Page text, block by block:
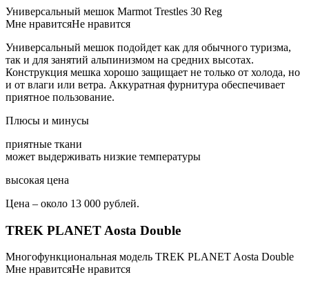
Универсальный мешок Marmot Trestles 30 Reg
Мне нравитсяНе нравится
Универсальный мешок подойдет как для обычного туризма,
так и для занятий альпинизмом на средних высотах.
Конструкция мешка хорошо защищает не только от холода, но
и от влаги или ветра. Аккуратная фурнитура обеспечивает
приятное пользование.
Плюсы и минусы
приятные ткани
может выдерживать низкие температуры
высокая цена
Цена – около 13 000 рублей.
TREK PLANET Aosta Double
Многофункциональная модель TREK PLANET Aosta Double
Мне нравитсяНе нравится